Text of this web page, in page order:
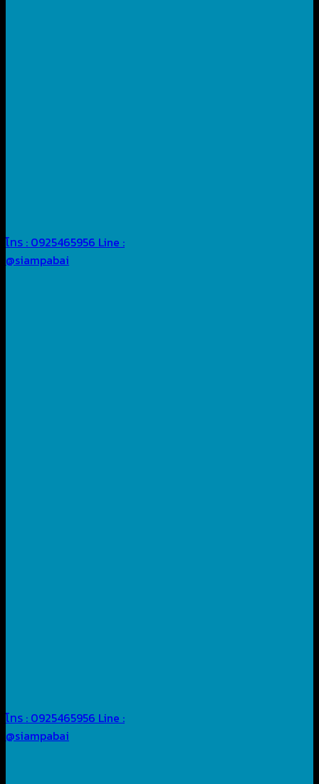
โทร : 0925465956 Line :
@siampabai
โทร : 0925465956 Line :
@siampabai